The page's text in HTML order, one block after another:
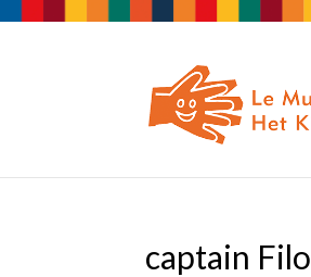
captain Filo